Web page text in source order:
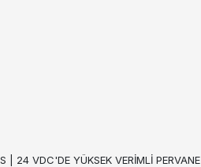
| 24 VDC'DE YÜKSEK VERİMLİ PERVANE